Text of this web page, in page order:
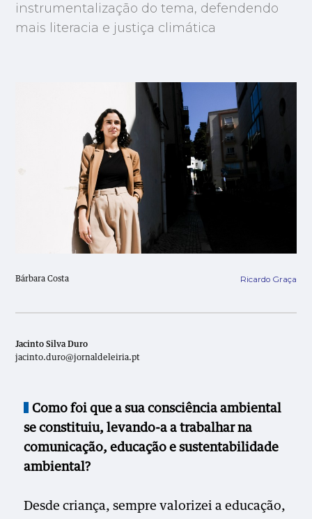
instrumentalização do tema, defendendo
mais literacia e justiça climática
Bárbara Costa Ricardo Graça
Jacinto Silva Duro
jacinto.duro@jornaldeleiria.pt
Como foi que a sua consciência ambiental
se constituiu, levando-a a trabalhar na
comunicação, educação e sustentabilidade
ambiental?
Desde criança, sempre valorizei a educação,